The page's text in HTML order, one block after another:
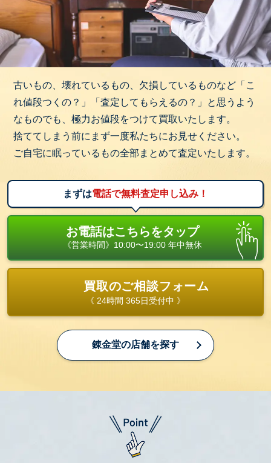
古いもの、壊れているもの、欠損しているものなど「こ
れ値段つくの？」「査定してもらえるの？」と思うよう
なものでも、極力お値段をつけて買取いたします。
捨ててしまう前にまず一度私たちにお見せください。
ご自宅に眠っているもの全部まとめて査定いたします。
まずは電話で無料査定申し込み！
お電話はこちらをタップ
《営業時間》10:00〜19:00 年中無休
買取のご相談フォーム
《 24時間 365日受付中 》
錬金堂の店舗を探す